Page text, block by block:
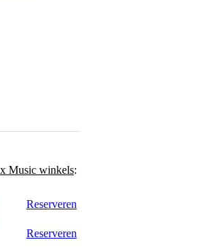
Music winkels:
Reserveren
Reserveren